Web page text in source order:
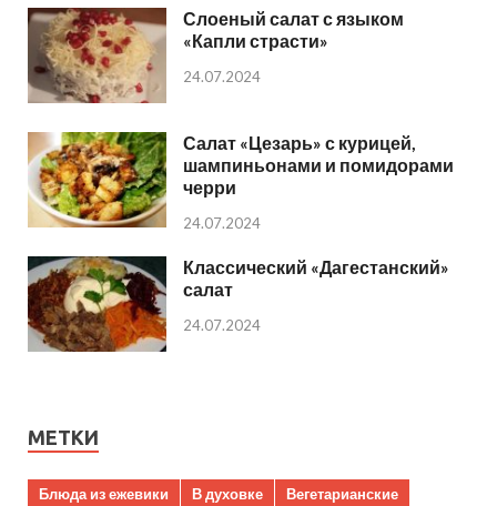
Слоеный салат с языком
«Капли страсти»
24.07.2024
Салат «Цезарь» с курицей,
шампиньонами и помидорами
черри
24.07.2024
Классический «Дагестанский»
салат
24.07.2024
МЕТКИ
Блюда из ежевики В духовке
Вегетарианские